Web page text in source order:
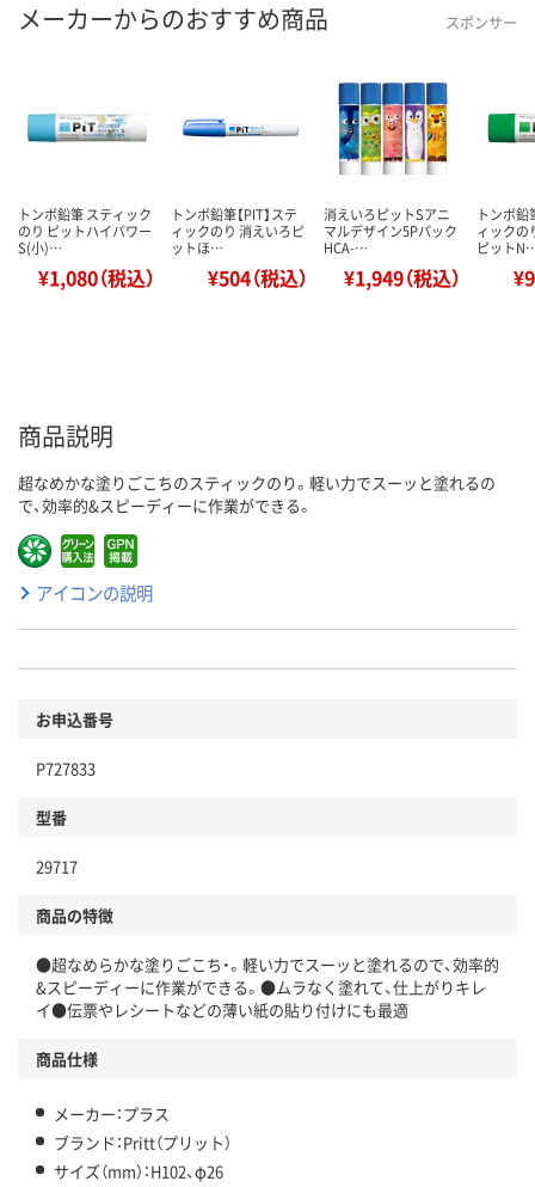
メーカーからのおすすめ商品 スポンサー
トンボ鉛筆 スティック
のり ピットハイパワー
S(小)…
¥1,080（税込）
トンボ鉛筆【PIT】ステ
ィックのり 消えいろピ
ットほ…
¥504（税込）
消えいろピットSアニ
マルデザイン5Pパック
HCA-…
¥1,949（税込）
トンボ鉛
ィック
ピット
商品説明
超なめかな塗りごこちのスティックのり。軽い力でスーッと塗れるの
で、効率的&スピーディーに作業ができる。
アイコンの説明
お申込番号
P727833
型番
29717
商品の特徴
●超なめらかな塗りごこち・。軽い力でスーッと塗れるので、効率的
&スピーディーに作業ができる。●ムラなく塗れて、仕上がりキレ
イ●伝票やレシートなどの薄い紙の貼り付けにも最適
商品仕様
メーカー：プラス
ブランド：Pritt（プリット）
サイズ（mm）：H102、φ26